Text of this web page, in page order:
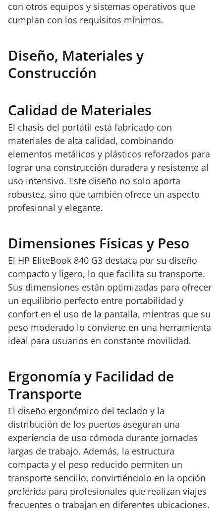
con otros equipos y sistemas operativos que
cumplan con los requisitos mínimos.
Diseño, Materiales y
Construcción
Calidad de Materiales
El chasis del portátil está fabricado con
materiales de alta calidad, combinando
elementos metálicos y plásticos reforzados para
lograr una construcción duradera y resistente al
uso intensivo. Este diseño no solo aporta
robustez, sino que también ofrece un aspecto
profesional y elegante.
Dimensiones Físicas y Peso
El HP EliteBook 840 G3 destaca por su diseño
compacto y ligero, lo que facilita su transporte.
Sus dimensiones están optimizadas para ofrecer
un equilibrio perfecto entre portabilidad y
confort en el uso de la pantalla, mientras que su
peso moderado lo convierte en una herramienta
ideal para usuarios en constante movilidad.
Ergonomía y Facilidad de
Transporte
El diseño ergonómico del teclado y la
distribución de los puertos aseguran una
experiencia de uso cómoda durante jornadas
largas de trabajo. Además, la estructura
compacta y el peso reducido permiten un
transporte sencillo, convirtiéndolo en la opción
preferida para profesionales que realizan viajes
frecuentes o trabajan en diferentes ubicaciones.